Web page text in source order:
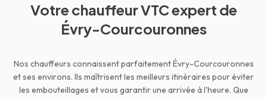
Votre chauffeur VTC expert de
Évry-Courcouronnes
Nos chauffeurs connaissent parfaitement Évry-Courcouronnes
et ses environs. Ils maîtrisent les meilleurs itinéraires pour éviter
les embouteillages et vous garantir une arrivée à l'heure. Que